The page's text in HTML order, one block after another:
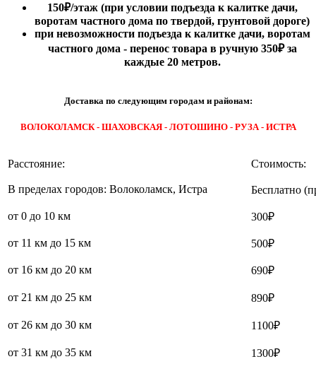
150₽/этаж(при условии подъезда к калитке дачи,
воротам частного дома по твердой, грунтовой дороге)
при невозможности подъезда к калитке дачи, воротам
частного дома - перенос товара в ручную 350₽ за
каждые 20 метров.
Доставка по следующим городам и районам:
ВОЛОКОЛАМСК - ШАХОВСКАЯ - ЛОТОШИНО - РУЗА - ИСТРА
Расстояние: Стоимость:
В пределах городов: Волоколамск, Истра Бесплатно
от 0 до 10 км 300₽
от 11 км до 15 км 500₽
от 16 км до 20 км 690₽
от 21 км до 25 км 890₽
от 26 км до 30 км 1100₽
от 31 км до 35 км 1300₽